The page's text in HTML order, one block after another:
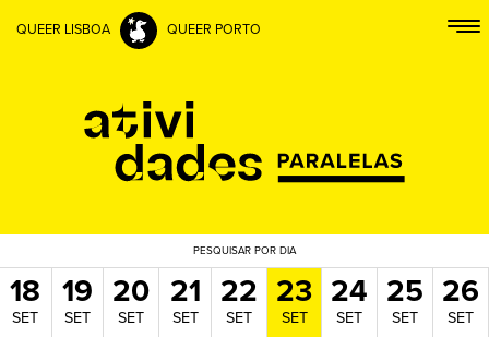
QUEER LISBOA QUEER PORTO
PESQUISAR POR DIA
18
SET
19
SET
20
SET
21
SET
22
SET
23
SET
24
SET
25
SET
26
SET